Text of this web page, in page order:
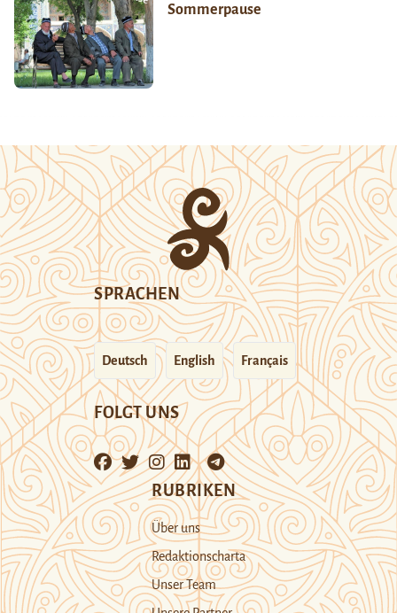
Sommerpause
SPRACHEN
Deutsch English Français
FOLGT UNS
RUBRIKEN
Über uns
Redaktionscharta
Unser Team